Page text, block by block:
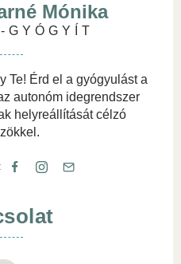
Mónika
GYÓGYÍT
Te! Érd el a gyógyulást a
autonóm idegrendszer
helyreállítását célzó